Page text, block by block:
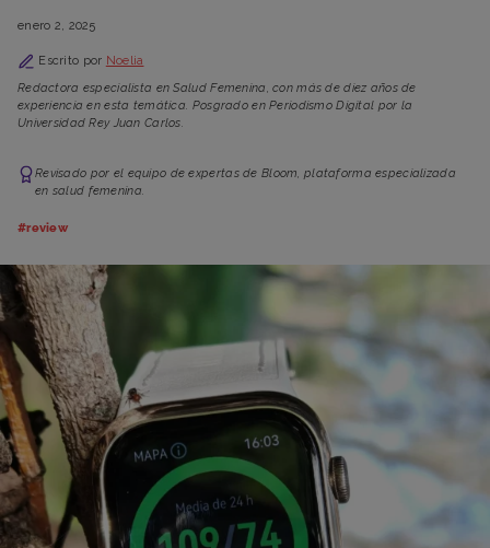
enero 2, 2025
Escrito por Noelia
Redactora especialista en Salud Femenina, con más de diez años de
experiencia en esta temática. Posgrado en Periodismo Digital por la
Universidad Rey Juan Carlos.
Revisado por el equipo de expertas de Bloom, plataforma especializada
en salud femenina.
#review